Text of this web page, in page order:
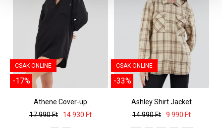
CSAK ONLINE
-17%
Athene Cover-up
17 990 Ft
14 930 Ft
CSAK ONLINE
-33%
Ashley Shirt Jacket
14 990 Ft
9 990 Ft